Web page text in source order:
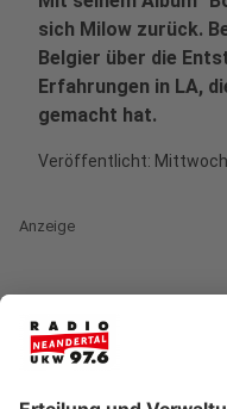
sich Milow zurück.
Belgier über die
Erfahrungen in LA,
gemacht hat.
Veröffentlicht:
Anzeige
der belgische Sänger
"Boy Made Out of
Stimme und